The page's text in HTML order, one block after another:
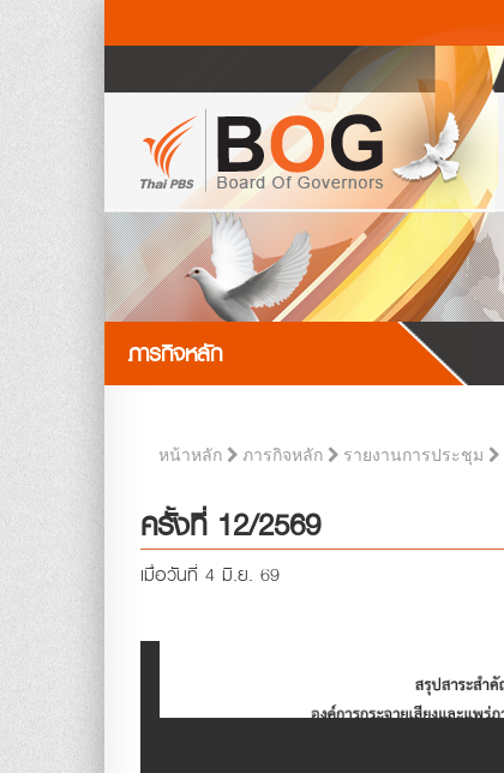
ภารกิจหลัก
หน้าหลัก ภารกิจหลัก รายงานการประชุม
ครั้งที่ 12/2569
เมื่อวันที่ 4 มิ.ย. 69